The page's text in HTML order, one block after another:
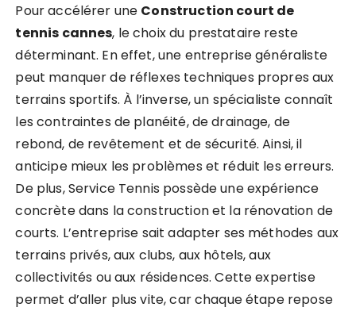
Pour accélérer une Construction court de
tennis cannes, le choix du prestataire reste
déterminant. En effet, une entreprise généraliste
peut manquer de réflexes techniques propres aux
terrains sportifs. À l’inverse, un spécialiste connaît
les contraintes de planéité, de drainage, de
rebond, de revêtement et de sécurité. Ainsi, il
anticipe mieux les problèmes et réduit les erreurs.
De plus, Service Tennis possède une expérience
concrète dans la construction et la rénovation de
courts. L’entreprise sait adapter ses méthodes aux
terrains privés, aux clubs, aux hôtels, aux
collectivités ou aux résidences. Cette expertise
permet d’aller plus vite, car chaque étape repose